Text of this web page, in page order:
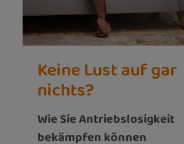
Keine Lust auf gar
nichts?
Wie Sie Antriebslosigkeit
bekämpfen können